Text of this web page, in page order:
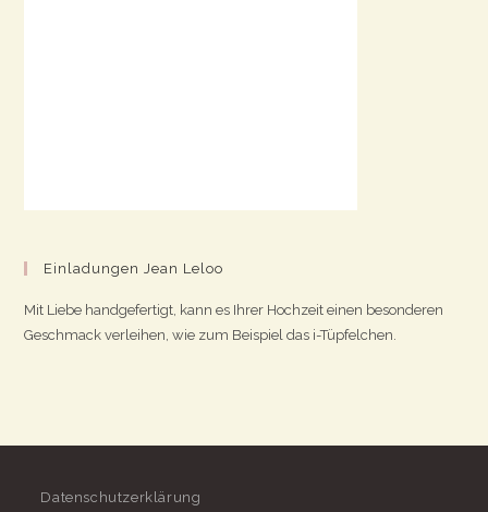
Einladungen Jean Leloo
Mit Liebe handgefertigt, kann es Ihrer Hochzeit einen besonderen
Geschmack verleihen, wie zum Beispiel das i-Tüpfelchen.
Datenschutzerklärung